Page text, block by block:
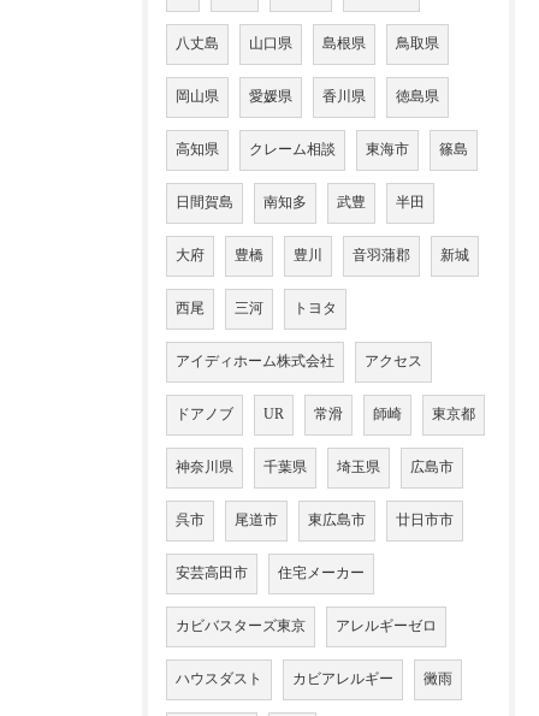
八丈島 山口県 島根県 鳥取県
岡山県 愛媛県 香川県 徳島県
高知県 クレーム相談 東海市 篠島
日間賀島 南知多 武豊 半田
大府 豊橋 豊川 音羽蒲郡 新城
西尾 三河 トヨタ
アイディホーム株式会社 アクセス
ドアノブ UR 常滑 師崎 東京都
神奈川県 千葉県 埼玉県 広島市
呉市 尾道市 東広島市 廿日市市
安芸高田市 住宅メーカー
カビバスターズ東京 アレルギーゼロ
ハウスダスト カビアレルギー 黴雨